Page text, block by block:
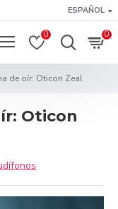
ESPAÑOL
0 0
de oír: Oticon Zeal
Oticon